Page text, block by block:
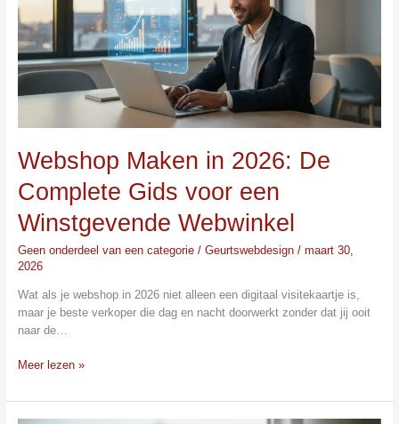
Webshop Maken in 2026: De
Complete Gids voor een
Winstgevende Webwinkel
Geen onderdeel van een categorie/ Geurtswebdesign / maart 30,
2026
Wat als je webshop in 2026 niet alleen een digitaal visitekaartje is,
maar je beste verkoper die dag en nacht doorwerkt zonder dat jij ooit
naar de…
Complete
Gids
voor
een
Winstgevende
Meer lezen »